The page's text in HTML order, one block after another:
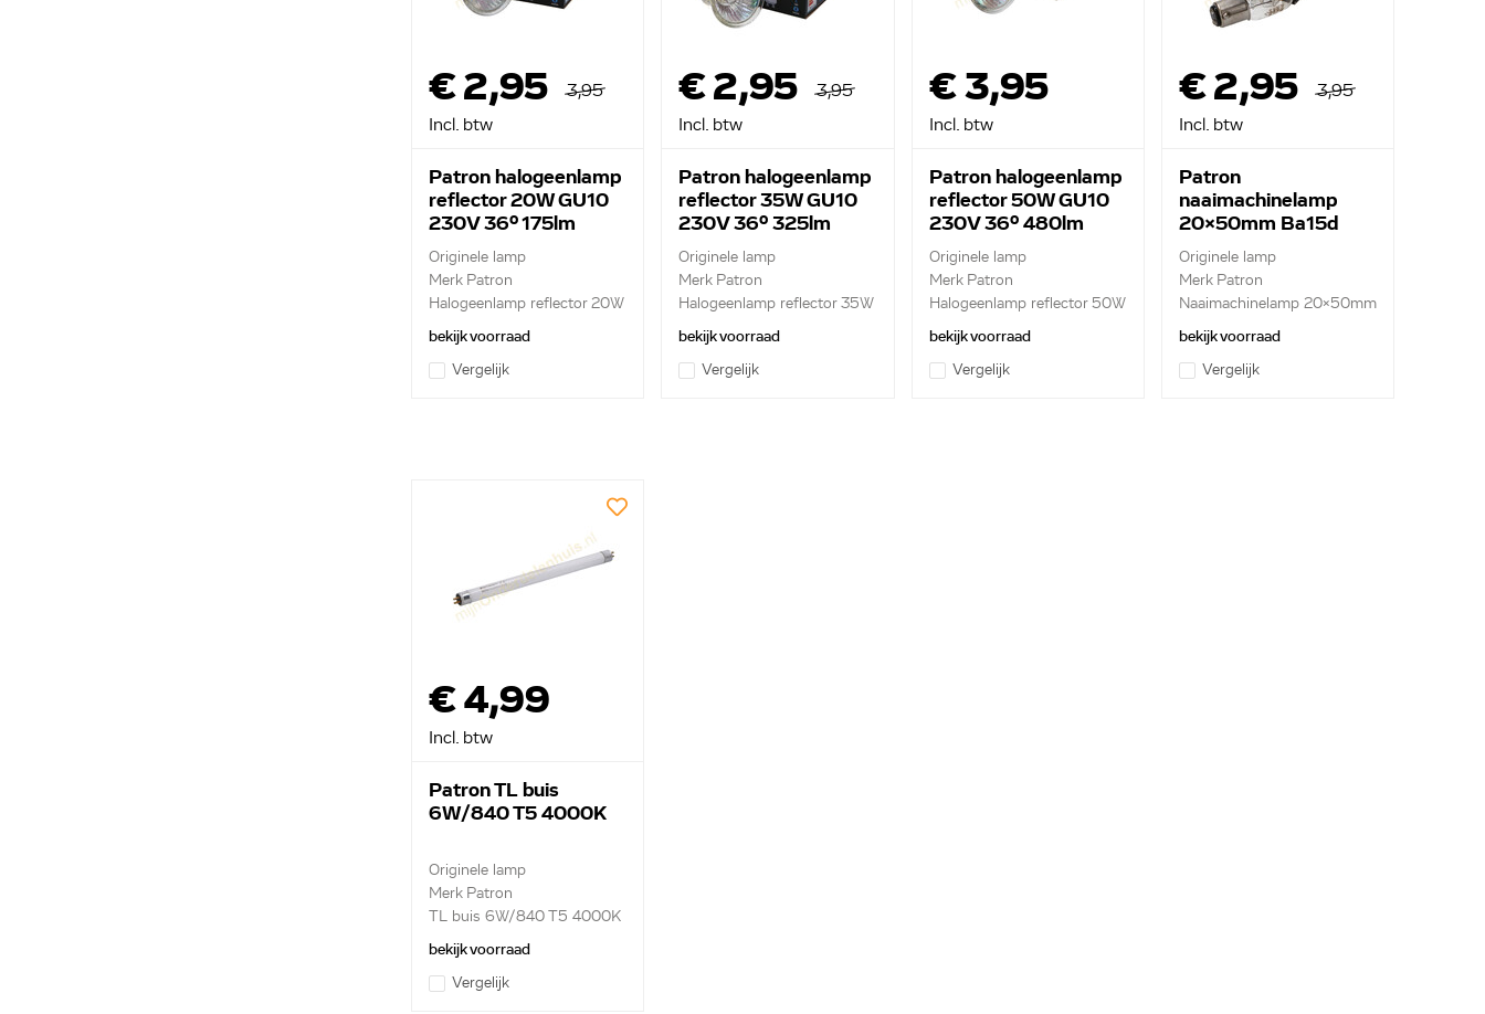
€ 2,95
3,95
Incl. btw
Patron halogeenlamp
reflector 20W GU10
230V 36º 175lm
Originele lamp
Merk Patron
Halogeenlamp reflector 20W
GU10...
bekijk voorraad
Vergelijk
€ 2,95
3,95
Incl. btw
Patron halogeenlamp
reflector 35W GU10
230V 36º 325lm
Originele lamp
Merk Patron
Halogeenlamp reflector 35W
GU10...
bekijk voorraad
Vergelijk
€ 3,95
Incl. btw
Patron halogeenlamp
reflector 50W GU10
230V 36º 480lm
Originele lamp
Merk Patron
Halogeenlamp reflector 50W
GU10...
bekijk voorraad
Vergelijk
€ 2,95
3,95
Incl. btw
Patron
naaimachinelamp
20x50mm Ba15d
230V 120lm 25W
2800k
Originele lamp
Merk Patron
Naaimachinelamp 20x50mm
Ba15d 2...
bekijk voorraad
Vergelijk
€ 4,99
Incl. btw
Patron TL buis
6W/840 T5 4000K
Originele lamp
Merk Patron
TL buis 6W/840 T5 4000K
bekijk voorraad
Vergelijk